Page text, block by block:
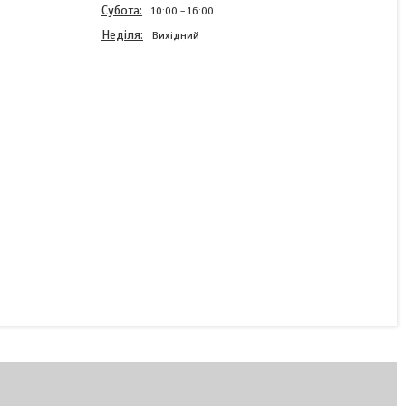
Субота 10:00 16:00
Неділя Вихідний